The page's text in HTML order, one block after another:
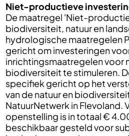
Niet-productieve
De maatregel 'Niet-
biodiversiteit, natuur en
hydrologische maatregelen
gericht om investeringen
inrichtingsmaatregelen voor
biodiversiteit te stimuleren.
specifiek gericht op het
van de natuur en
NatuurNetwerk in Flevoland.
openstelling is in totaal €
beschikbaar gesteld voor